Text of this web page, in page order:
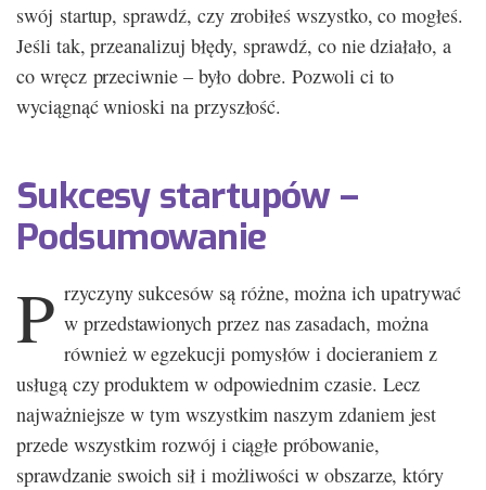
swój startup, sprawdź, czy zrobiłeś wszystko, co mogłeś.
Jeśli tak, przeanalizuj błędy, sprawdź, co nie działało, a
co wręcz przeciwnie – było dobre. Pozwoli ci to
wyciągnąć wnioski na przyszłość.
Sukcesy startupów –
Podsumowanie
P rzyczyny sukcesów są różne, można ich upatrywać
w przedstawionych przez nas zasadach, można
również w egzekucji pomysłów i docieraniem z
usługą czy produktem w odpowiednim czasie. Lecz
najważniejsze w tym wszystkim naszym zdaniem jest
przede wszystkim rozwój i ciągłe próbowanie,
sprawdzanie swoich sił i możliwości w obszarze, który